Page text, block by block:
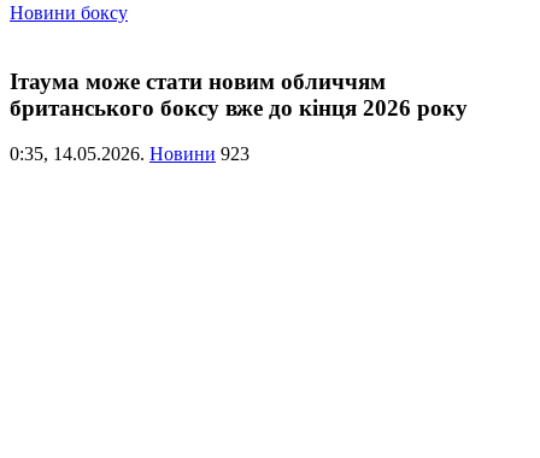
Новини боксу
Ітаума може стати новим обличчям
британського боксу вже до кінця 2026 року
0:35, 14.05.2026. Новини 923